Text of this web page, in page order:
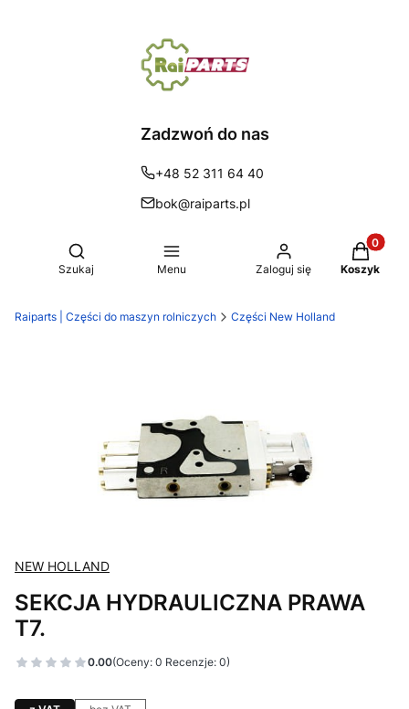
Zadzwoń do nas
+48 52 311 64 40
bok@raiparts.pl
Otwórz wyszukiwarkę
Szukaj Menu Zaloguj się Koszyk
Raiparts | Części do maszyn rolniczych Części New Holland
NEW HOLLAND
SEKCJA HYDRAULICZNA PRAWA
T7.
0.00(Oceny: 0 Recenzje: 0)